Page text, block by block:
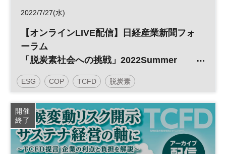
2022/7/27(水)
【オンラインLIVE配信】日経産業新聞フォ
ーラム
「脱炭素社会への挑戦」2022Summer
脱炭素時代を生き抜く環境経営 ～求められ
るSCOPE３への対応～
ESG COP TCFD 脱炭素
カーボンニュートラル エネルギー SDGs
太陽光発電 RE100 参加無料
日経産業新聞フォーラム
開催
終了